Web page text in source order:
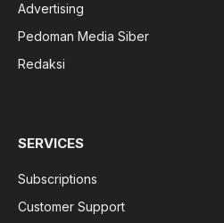
Advertising
Pedoman Media Siber
Redaksi
SERVICES
Subscriptions
Customer Support